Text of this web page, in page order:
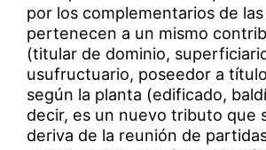
por los complementarios de
pertenecen a un mismo
(titular de dominio,
usufructuario, poseedor a
según la planta (edificado,
decir, es un nuevo tributo que
deriva de la reunión de